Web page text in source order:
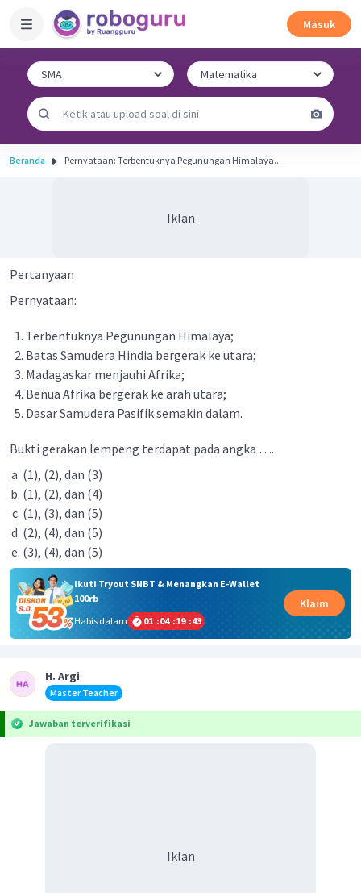
Masuk
Beranda Pernyataan: Terbentuknya Pegunungan Himalaya...
Iklan
Pertanyaan
Pernyataan:
Terbentuknya Pegunungan Himalaya;
Batas Samudera Hindia bergerak ke utara;
Madagaskar menjauhi Afrika;
Benua Afrika bergerak ke arah utara;
Dasar Samudera Pasifik semakin dalam.
Bukti gerakan lempeng terdapat pada angka ….
(1), (2), dan (3)
(1), (2), dan (4)
(1), (3), dan (5)
(2), (4), dan (5)
(3), (4), dan (5)
Ikuti Tryout SNBT & Menangkan E-Wallet
100rb
Habis dalam
01 :04 :19 :43
Klaim
H. Argi
Master Teacher
Jawaban terverifikasi
Iklan